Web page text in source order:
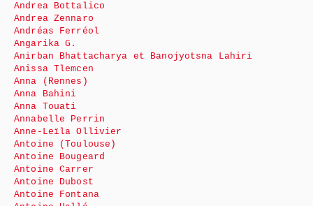
Andrea Bottalico
Andrea Zennaro
Andréas Ferréol
Angarika G.
Anirban Bhattacharya et Banojyotsna Lahiri
Anissa Tlemcen
Anna (Rennes)
Anna Bahini
Anna Touati
Annabelle Perrin
Anne-Leïla Ollivier
Antoine (Toulouse)
Antoine Bougeard
Antoine Carrer
Antoine Dubost
Antoine Fontana